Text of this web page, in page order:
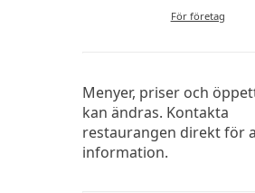
För företag
Menyer, priser och
kan ändras. Kontakta
restaurangen direkt för
information.